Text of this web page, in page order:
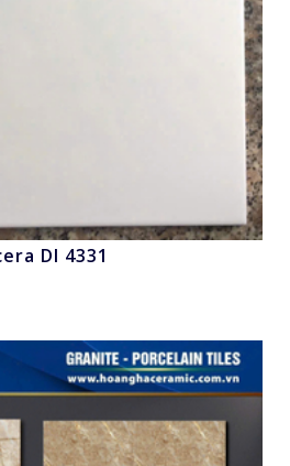
Nhấn để xem
Dl 4331